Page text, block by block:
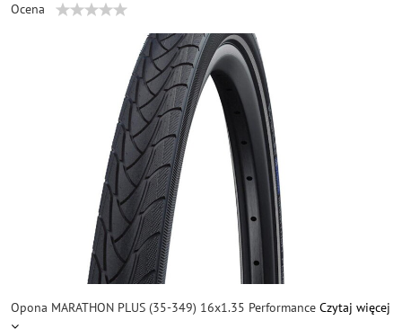
Ocena
Opona MARATHON PLUS (35-349) 16x1.35 Performance Czytaj więcej